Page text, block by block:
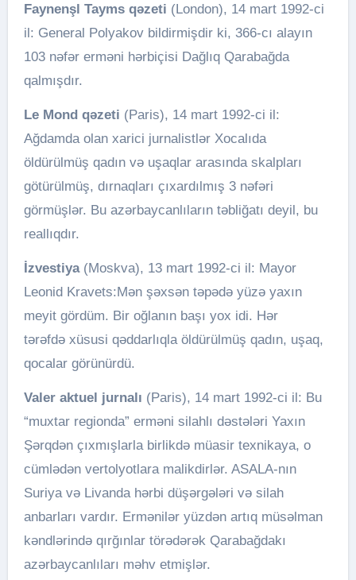
Faynenşl Tayms qəzeti (London), 14 mart 1992-ci
il: General Polyakov bildirmişdir ki, 366-cı alayın
103 nəfər erməni hərbiçisi Dağlıq Qarabağda
qalmışdır.
Le Mond qəzeti (Paris), 14 mart 1992-ci il:
Ağdamda olan xarici jurnalistlər Xocalıda
öldürülmüş qadın və uşaqlar arasında skalpları
götürülmüş, dırnaqları çıxardılmış 3 nəfəri
görmüşlər. Bu azərbaycanlıların təbliğatı deyil, bu
reallıqdır.
İzvestiya(Moskva), 13 mart 1992-ci il: Mayor
Leonid Kravets:Mən şəxsən təpədə yüzə yaxın
meyit gördüm. Bir oğlanın başı yox idi. Hər
tərəfdə xüsusi qəddarlıqla öldürülmüş qadın, uşaq,
qocalar görünürdü.
Valer aktuel jurnalı (Paris), 14 mart 1992-ci il: Bu
“muxtar regionda” erməni silahlı dəstələri Yaxın
Şərqdən çıxmışlarla birlikdə müasir texnikaya, o
cümlədən vertolyotlara malikdirlər. ASALA-nın
Suriya və Livanda hərbi düşərgələri və silah
anbarları vardır. Ermənilər yüzdən artıq müsəlman
kəndlərində qırğınlar törədərək Qarabağdakı
azərbaycanlıları məhv etmişlər.